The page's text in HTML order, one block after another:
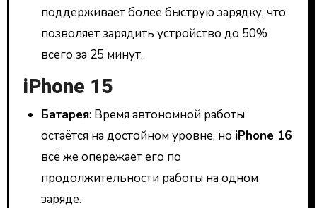
поддерживает более быструю зарядку, что
позволяет зарядить устройство до 50%
всего за 25 минут.
iPhone 15
Батарея: Время автономной работы
остаётся на достойном уровне, но iPhone 16
всё же опережает его по
продолжительности работы на одном
заряде.